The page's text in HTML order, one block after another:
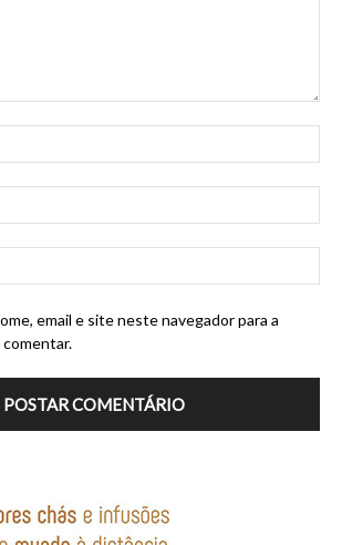
email e site neste navegador para a
comentar.